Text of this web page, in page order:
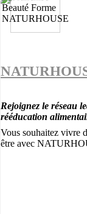
Rejoignez le réseau
rééducation
Vous souhaitez vivre
être avec